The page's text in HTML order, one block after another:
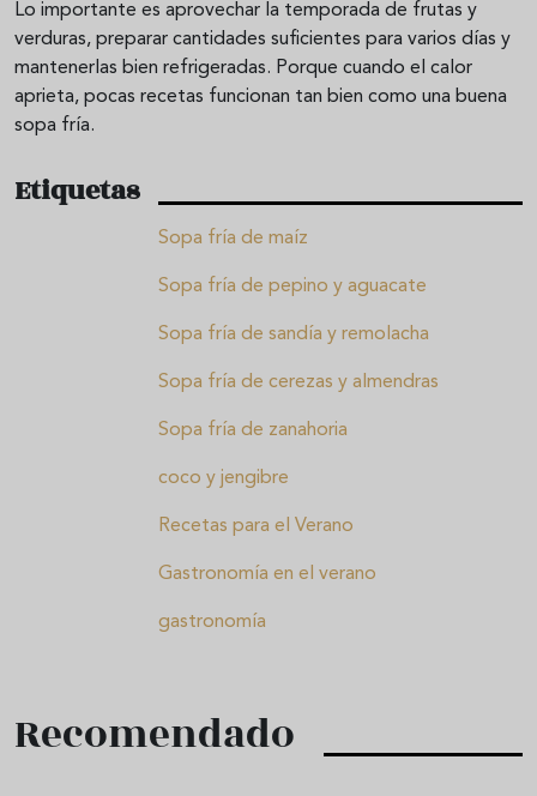
Lo importante es aprovechar la temporada de frutas y
verduras, preparar cantidades suficientes para varios días y
mantenerlas bien refrigeradas. Porque cuando el calor
aprieta, pocas recetas funcionan tan bien como una buena
sopa fría.
Etiquetas
Sopa fría de maíz
Sopa fría de pepino y aguacate
Sopa fría de sandía y remolacha
Sopa fría de cerezas y almendras
Sopa fría de zanahoria
coco y jengibre
Recetas para el Verano
Gastronomía en el verano
gastronomía
Recomendado